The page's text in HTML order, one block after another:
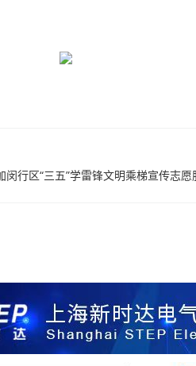
闵行区“三五”学雷锋文明乘梯宣传志愿